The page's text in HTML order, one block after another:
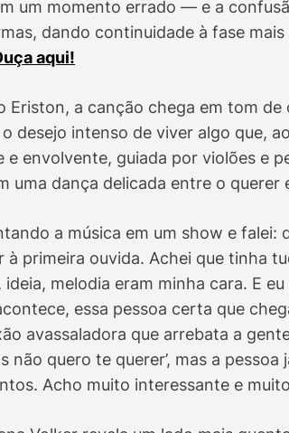
um momento errado — e a
dando continuidade à fase
aqui!
Eriston, a canção chega em tom
desejo intenso de viver algo que,
e envolvente, guiada por violões e
uma dança delicada entre o querer
a música em um show e falei:
à primeira ouvida. Achei que tinha
melodia eram minha cara. E
essa pessoa certa que
avassaladora que arrebata a
não quero te querer’, mas a
Acho muito interessante e